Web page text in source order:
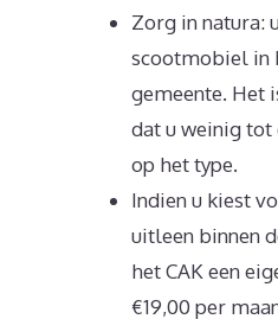
Zorg in natura:
scootmobiel in
gemeente. Het
dat u weinig
op het type.
Indien u kiest
uitleen binnen
het CAK een
€19,00 per